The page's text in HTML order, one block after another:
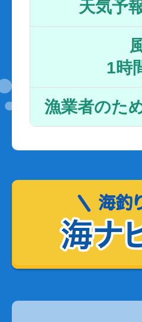
天気予
1時
漁業者のた